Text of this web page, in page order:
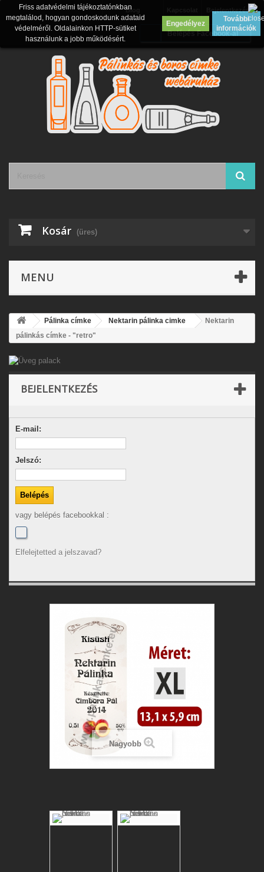
Bejelentkezés
Blog
Belépés Facebook-al
Kosár (üres)
MENU
Friss adatvédelmi tájékoztatónkban
megtalálod, hogyan gondoskodunk adataid
védelméről. Oldalainkon HTTP-sütiket
használunk a jobb működésért.
Engedélyez
További
információk
Pálinka címke Nektarin pálinka cimke
Nektarin
pálinkás címke - "retro"
BEJELENTKEZÉS
E-mail:
Jelszó:
vagy belépés facebookkal :
Elfelejtetted a jelszavad?
Nagyobb